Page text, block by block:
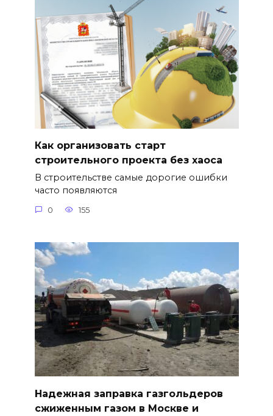
Как организовать старт
строительного проекта без хаоса
В строительстве самые дорогие ошибки
часто появляются
0 155
Надежная заправка газгольдеров
сжиженным газом в Москве и